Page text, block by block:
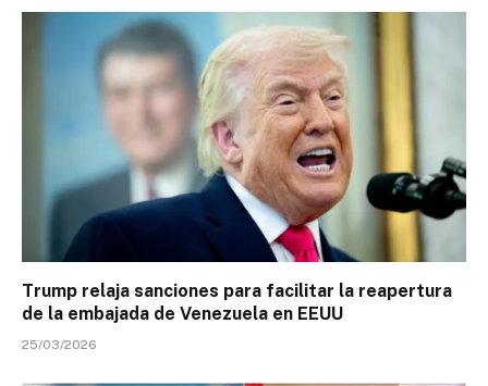
Trump relaja sanciones para facilitar la reapertura
de la embajada de Venezuela en EEUU
25/03/2026